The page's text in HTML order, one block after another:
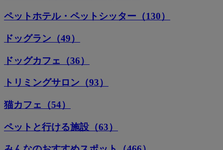
ペットホテル・ペットシッター（130）
ドッグラン（49）
ドッグカフェ（36）
トリミングサロン（93）
猫カフェ（54）
ペットと行ける施設（63）